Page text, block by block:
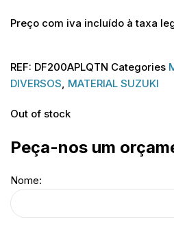
Preço com iva incluído à taxa
REF: DF200APLQTN Categories
DIVERSOS, MATERIAL SUZUKI
Out of stock
Peça-nos um
Nome: